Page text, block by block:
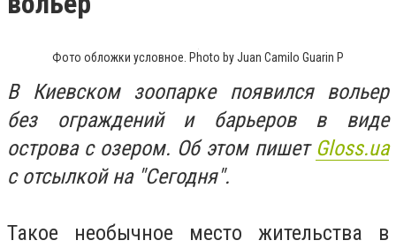
Фото обложки условное. Photo by Juan Camilo Guarin P
В Киевском зоопарке появился вольер
без ограждений и барьеров в виде
острова с озером. Об этом пишет Gloss.ua
с отсылкой на "Сегодня".
Такое необычное место жительства в